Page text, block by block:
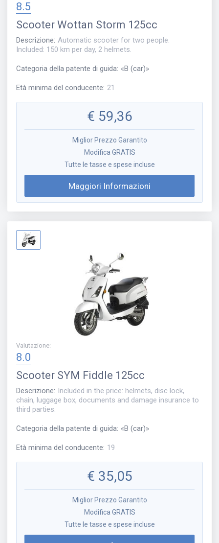
8.5
Scooter Wottan Storm 125cc
Descrizione: Automatic scooter for two people.
Included: 150 km per day, 2 helmets.
Categoria della patente di guida: «B (car)»
Età minima del conducente: 21
€ 59,36
Miglior Prezzo Garantito
Modifica GRATIS
Tutte le tasse e spese incluse
Maggiori Informazioni
Valutazione:
8.0
Scooter SYM Fiddle 125cc
Descrizione:
Included in the price: helmets, disc lock,
chain, luggage box, documents and damage insurance to
third parties.
Categoria della patente di guida: «B (car)»
Età minima del conducente: 19
€ 35,05
Miglior Prezzo Garantito
Modifica GRATIS
Tutte le tasse e spese incluse